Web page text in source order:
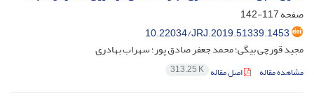
صفحه117-142
10.22034/JRJ.2019.51339.1453
مجید قورچی بیگی؛ محمد جعفر صادق پور؛ سهراب بهادری
مشاهده مقاله اصل مقاله 313.25 K